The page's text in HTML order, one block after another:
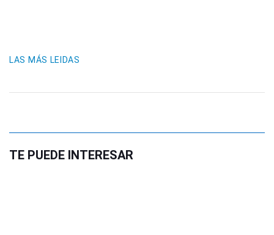
LAS MÁS LEIDAS
TE PUEDE INTERESAR